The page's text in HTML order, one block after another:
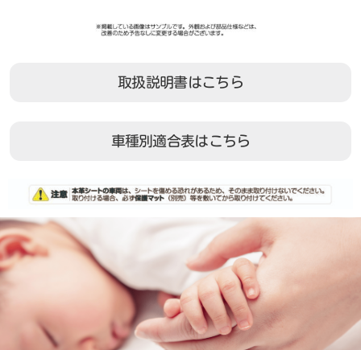
取扱説明書はこちら
車種別適合表はこちら